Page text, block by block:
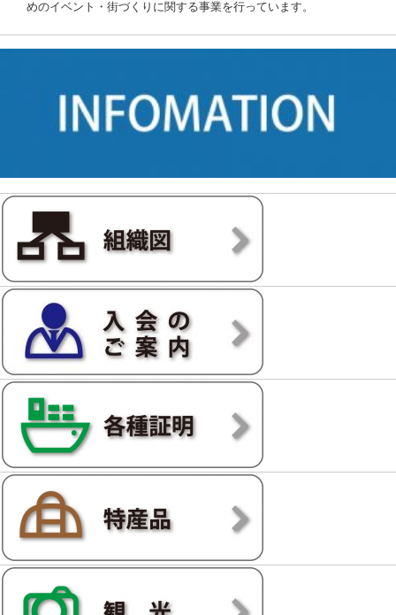
めのイベント・街づくりに関する事業を行っています。